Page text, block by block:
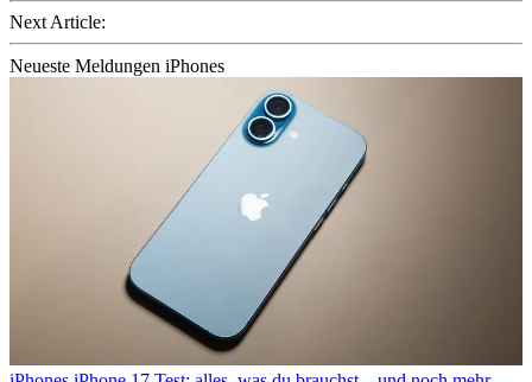
Next Article:
Neueste Meldungen iPhones